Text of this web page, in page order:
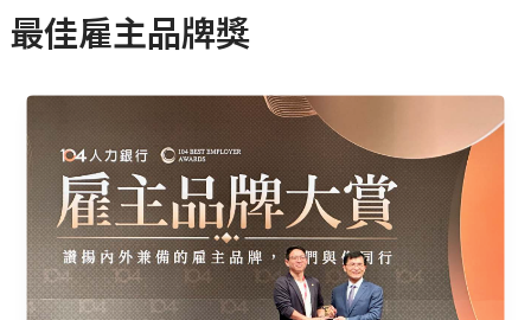
最佳雇主品牌獎
104
人
力
銀
行
最